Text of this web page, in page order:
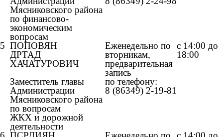
Мясниковского района
по финансово-
экономическим
вопросам
5 ПОПОВЯН
ДРТАД
ХАЧАТУРОВИЧ
Заместитель главы
Администрации
Мясниковского района
по вопросам
ЖКХ и дорожной
деятельности
Еженедельно по
вторникам,
предварительная
запись
по телефону:
8 (86349) 2-19-81
с 14:00 до
18:00